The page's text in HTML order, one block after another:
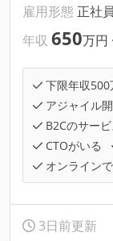
雇用形態 正社員
年収 650万円
下限年収500
アジャイル
B2Cのサー
CTOがいる
オンライン
3日前更新